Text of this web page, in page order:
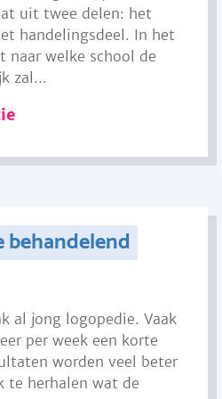
uit twee delen: het
handelingsdeel. In het
naar welke school de
zal...
behandelend
al jong logopedie. Vaak
per week een korte
worden veel beter
te herhalen wat de